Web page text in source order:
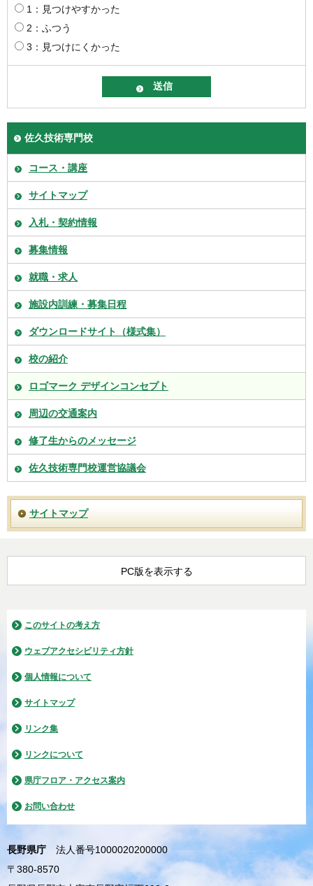
1：見つけやすかった
2：ふつう
3：見つけにくかった
佐久技術専門校
コース・講座
サイトマップ
入札・契約情報
募集情報
就職・求人
施設内訓練・募集日程
ダウンロードサイト（様式集）
校の紹介
ロゴマーク デザインコンセプト
周辺の交通案内
修了生からのメッセージ
佐久技術専門校運営協議会
サイトマップ
PC版を表示する
このサイトの考え方
ウェブアクセシビリティ方針
個人情報について
サイトマップ
リンク集
リンクについて
県庁フロア・アクセス案内
お問い合わせ
長野県庁
法人番号1000020200000
〒380-8570